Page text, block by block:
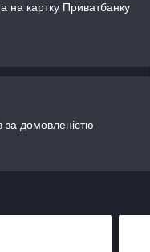
на картку Приватбанку
за домовленістю